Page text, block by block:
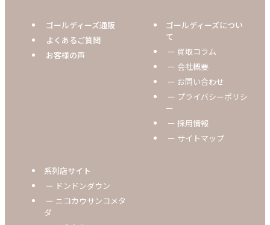
ゴールディーズ通販
よくあるご質問
お客様の声
ゴールディーズについ
て
ー 買取コラム
ー 会社概要
ー お問い合わせ
ー プライバシーポリシ
ー
ー 採用情報
ー サイトマップ
系列店サイト
ー ドンドンダウン
ー ニコカウサンコメタ
ダ